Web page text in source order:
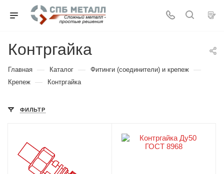
Контргайка
Главная — Каталог — Фитинги (соединители) и крепеж —
Крепеж — Контргайка
ФИЛЬТР